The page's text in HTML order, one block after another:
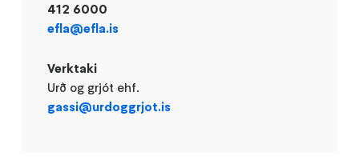
412 6000
efla@efla.is
Verktaki
Urð og grjót ehf.
gassi@urdoggrjot.is